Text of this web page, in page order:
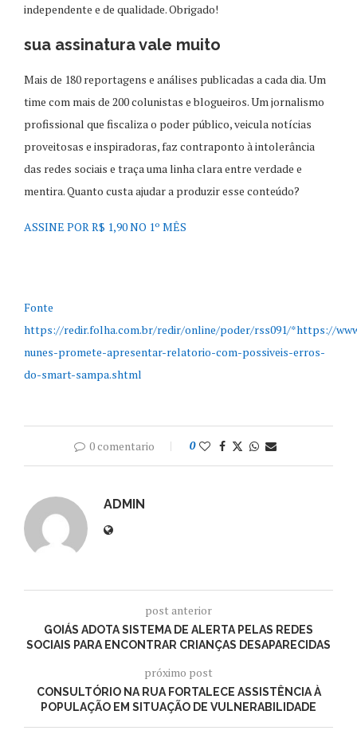
independente e de qualidade. Obrigado!
sua assinatura vale muito
Mais de 180 reportagens e análises publicadas a cada dia. Um
time com mais de 200 colunistas e blogueiros. Um jornalismo
profissional que fiscaliza o poder público, veicula notícias
proveitosas e inspiradoras, faz contraponto à intolerância
das redes sociais e traça uma linha clara entre verdade e
mentira. Quanto custa ajudar a produzir esse conteúdo?
ASSINE POR R$ 1,90 NO 1º MÊS
Fonte
https://redir.folha.com.br/redir/online/poder/rss091/*https://
nunes-promete-apresentar-relatorio-com-possiveis-erros-
do-smart-sampa.shtml
0 comentario 0
ADMIN
post anterior
GOIÁS ADOTA SISTEMA DE ALERTA PELAS REDES
SOCIAIS PARA ENCONTRAR CRIANÇAS DESAPARECIDAS
próximo post
CONSULTÓRIO NA RUA FORTALECE ASSISTÊNCIA À
POPULAÇÃO EM SITUAÇÃO DE VULNERABILIDADE